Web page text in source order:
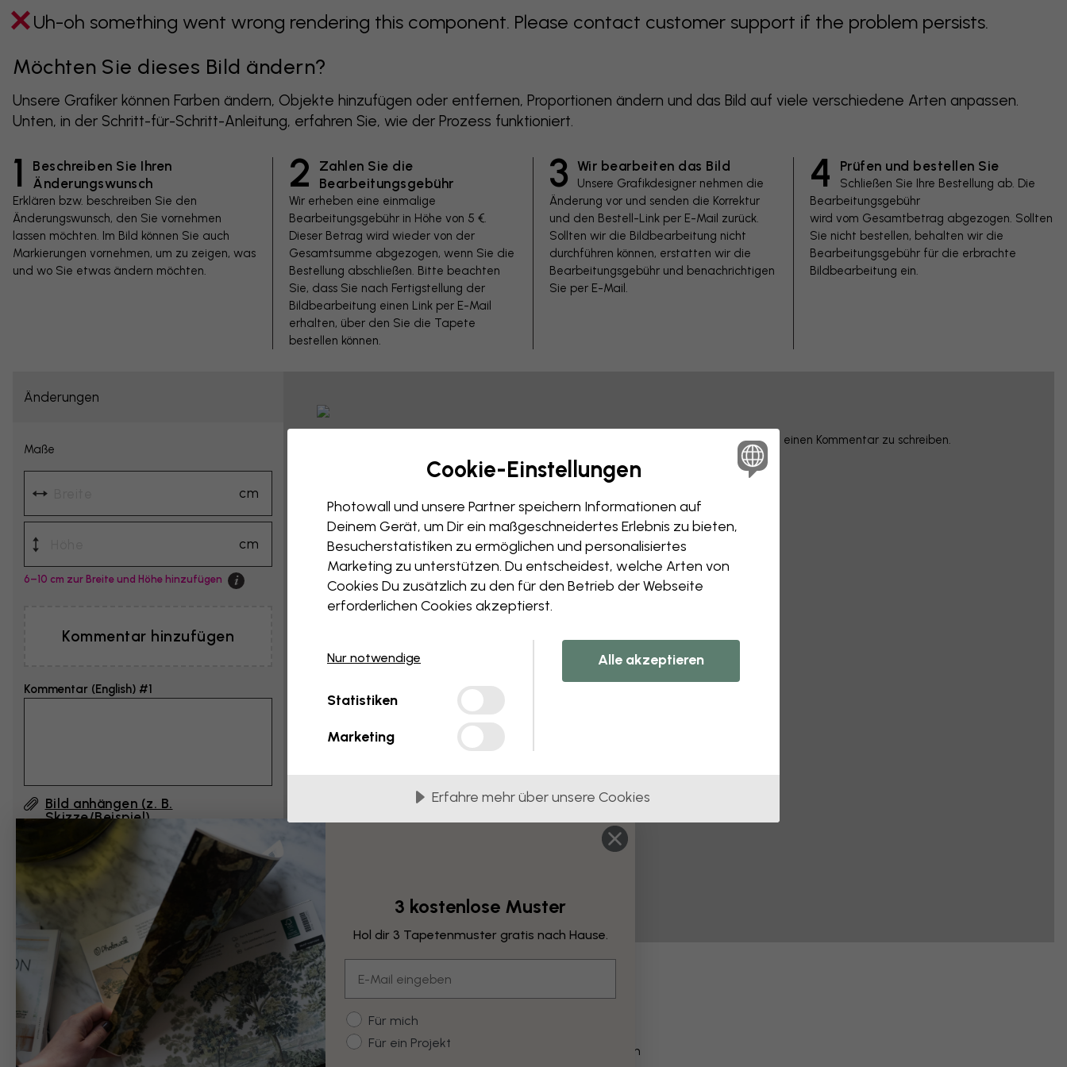
Uh-oh something went wrong rendering this component. Please contact customer support if the problem persists.
Möchten Sie dieses Bild ändern?
Unsere Grafiker können Farben ändern, Objekte hinzufügen oder entfernen, Proportionen ändern und das Bild auf viele verschiedene Arten anpassen.
Unten, in der Schritt-für-Schritt-Anleitung, erfahren Sie, wie der Prozess funktioniert.
1
Beschreiben Sie Ihren
Änderungswunsch
Erklären bzw. beschreiben Sie den
Änderungswunsch, den Sie vornehmen
lassen möchten. Im Bild können Sie auch
Markierungen vornehmen, um zu zeigen, was
und wo Sie etwas ändern möchten.
2
Zahlen Sie die
Bearbeitungsgebühr
Wir erheben eine einmalige
Bearbeitungsgebühr in Höhe von 5 €.
Dieser Betrag wird wieder von der
Gesamtsumme abgezogen, wenn Sie die
Bestellung abschließen. Bitte beachten
Sie, dass Sie nach Fertigstellung der
Bildbearbeitung einen Link per E-Mail
erhalten, über den Sie die Tapete
bestellen können.
3 Wir bearbeiten das Bild
Unsere Grafikdesigner nehmen die
Änderung vor und senden die Korrektur
und den Bestell-Link per E-Mail zurück.
Sollten wir die Bildbearbeitung nicht
durchführen können, erstatten wir die
Bearbeitungsgebühr und benachrichtigen
Sie per E-Mail.
4 Prüfen und bestellen Sie
Schließen Sie Ihre Bestellung ab. Die
Bearbeitungsgebühr
wird vom Gesamtbetrag abgezogen. Sollten
Sie nicht bestellen, behalten wir die
Bearbeitungsgebühr für die erbrachte
Bildbearbeitung ein.
Änderungen
Maße
cm
cm
6–10 cm zur Breite und Höhe hinzufügen
Kommentar hinzufügen
Kommentar (English) #1
Bild anhängen (z. B.
Skizze/Beispiel)
Durch Klicken auf ”Abschicken”, akzeptiere ich
die Nutzungsbedingungen von Photowall
bestätige, dass ich sie gelesen habe.
Tipp: Sie können auf das Bild klicken, um Markierungen vorzunehmen und einen Kommentar zu schreiben.
Beispiele für Änderungen
Schwarz-Weiß Farbe verändern
3 kostenlose Muster
Hol dir 3 Tapetenmuster gratis nach Hause.
Customer type
Für mich
Für ein Projekt
Cookie-Einstellungen
Photowall und unsere Partner speichern Informationen auf
Deinem Gerät, um Dir ein maßgeschneidertes Erlebnis zu bieten,
Besucherstatistiken zu ermöglichen und personalisiertes
Marketing zu unterstützen. Du entscheidest, welche Arten von
Cookies Du zusätzlich zu den für den Betrieb der Webseite
erforderlichen Cookies akzeptierst.
Nur notwendige
Statistiken
Marketing
Alle akzeptieren
Erfahre mehr über unsere Cookies